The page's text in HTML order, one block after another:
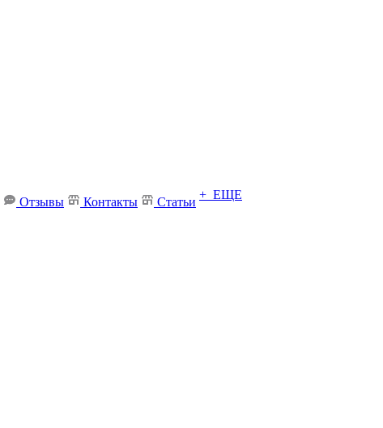
Отзывы Контакты Статьи
+ ЕЩЕ